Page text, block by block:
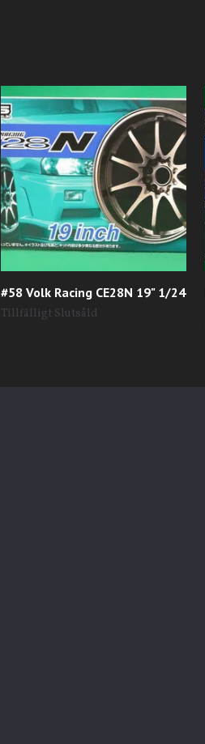
#58 Volk Racing CE28N 19" 1/24
Tillfälligt Slutsåld